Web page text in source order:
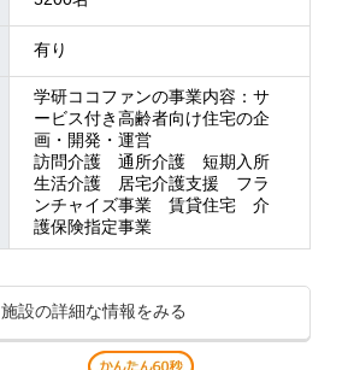
有り
学研ココファンの事業内容：サ
ービス付き高齢者向け住宅の企
画・開発・運営
訪問介護 通所介護 短期入所
生活介護 居宅介護支援 フラ
ンチャイズ事業 賃貸住宅 介
護保険指定事業
施設の詳細な情報をみる